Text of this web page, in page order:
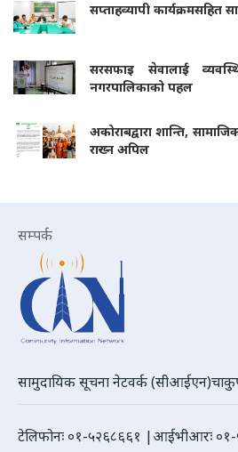
सप्ताहव्यापी कार्यक्रमसहित
सरसफाइ सेवालाई
नगरपालिकाको पहल
अकोराबद्वारा शान्ति,
राख्न अपिल
सम्पर्क
सामुदायिक सूचना नेटवर्क
टेलिफोनः ०१-५२६८६६१ |आईभीआरः